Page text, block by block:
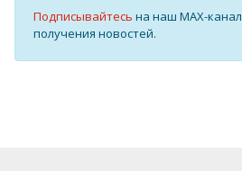
Подписывайтесь на наш MAX-
получения новостей.